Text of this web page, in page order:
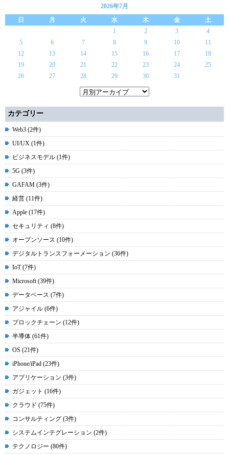
2026年7月
日
月 火 水 木 金
土
1
2 3
4
5
6 7 8 9 10
11
12
13 14 15 16 17
18
19
20 21 22 23 24
25
26
27 28 29 30 31
カテゴリー
Web3 (2件)
UI/UX (1件)
ビジネスモデル (1件)
5G (3件)
GAFAM (3件)
経営 (11件)
Apple (17件)
セキュリティ (8件)
オープンソース (10件)
デジタルトランスフォーメーション (36件)
IoT (7件)
Microsoft (39件)
データベース (7件)
アジャイル (6件)
ブロックチェーン (12件)
半導体 (61件)
OS (21件)
iPhone/iPad (23件)
アプリケーション (3件)
ガジェット (16件)
クラウド (75件)
コンサルティング (3件)
システムインテグレーション (2件)
テクノロジー (80件)